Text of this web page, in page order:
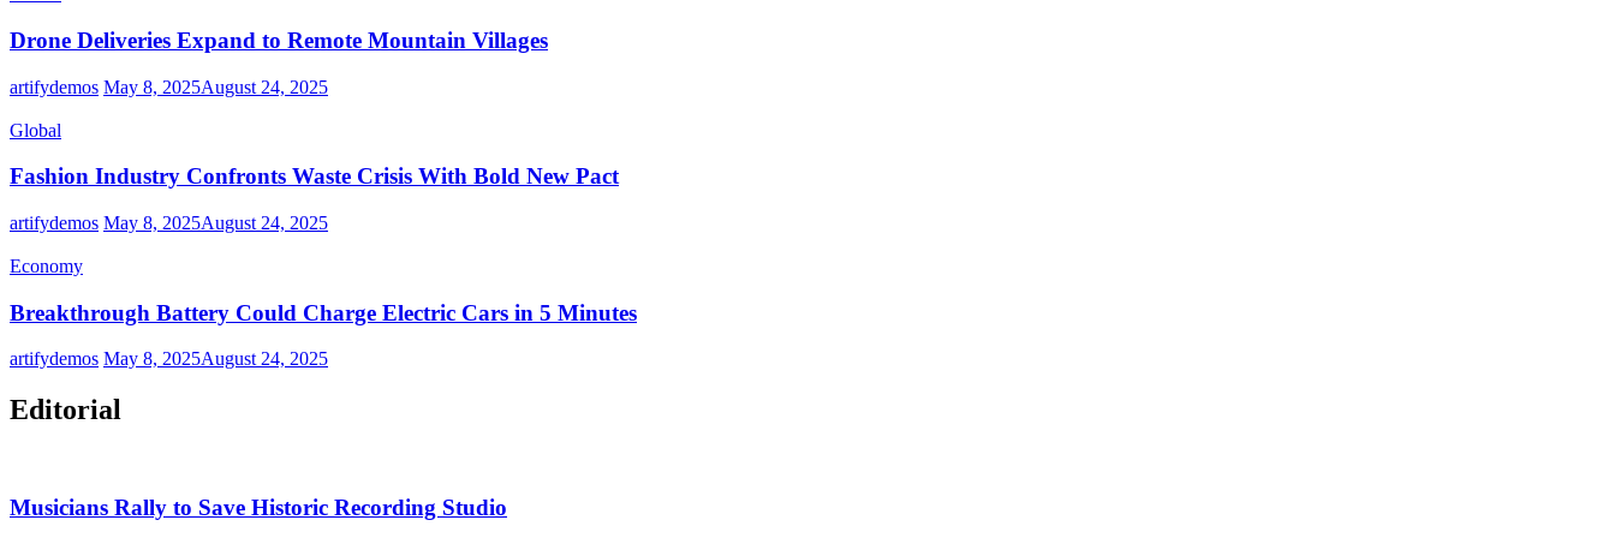
Drone Deliveries Expand to Remote Mountain Villages
artifydemos May 8, 2025August 24, 2025
Global
Fashion Industry Confronts Waste Crisis With Bold New Pact
artifydemos May 8, 2025August 24, 2025
Economy
Breakthrough Battery Could Charge Electric Cars in 5 Minutes
artifydemos May 8, 2025August 24, 2025
Editorial
Musicians Rally to Save Historic Recording Studio